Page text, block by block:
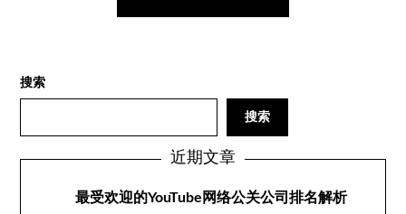
搜索
搜索
近期文章
最受欢迎的YouTube网络公关公司排名解析